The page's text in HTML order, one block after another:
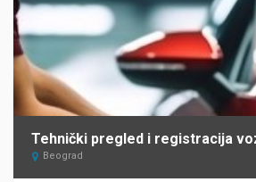
Beograd